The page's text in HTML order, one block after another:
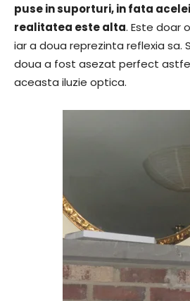
puse in suporturi, in fata
realitatea este alta. Este doar
iar a doua reprezinta reflexia sa.
doua a fost asezat perfect
aceasta iluzie optica.